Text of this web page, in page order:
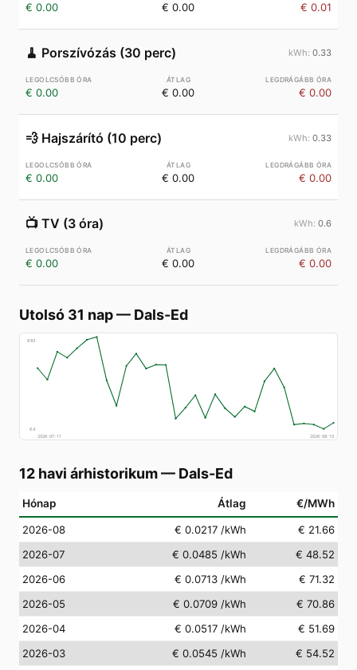
€ 0.00 € 0.00 € 0.01
🧹 Porszívózás (30 perc) 0.33
€ 0.00 € 0.00 € 0.00
💨 Hajszárító (10 perc) 0.33
€ 0.00 € 0.00 € 0.00
📺 TV (3 óra) 0.6
€ 0.00 € 0.00 € 0.00
Utolsó 31 nap— Dals-Ed
€83
€4
2026-07-11
2026-08-10
12 havi árhistorikum— Dals-Ed
Hónap Átlag €/MWh
2026-08 € 0.0217 /kWh
€ 21.66
2026-07
€ 0.0485 /kWh
€ 48.52
2026-06
€ 0.0713 /kWh
€ 71.32
2026-05
€ 0.0709 /kWh
€ 70.86
2026-04
€ 0.0517 /kWh
€ 51.69
2026-03
€ 0.0545 /kWh
€ 54.52